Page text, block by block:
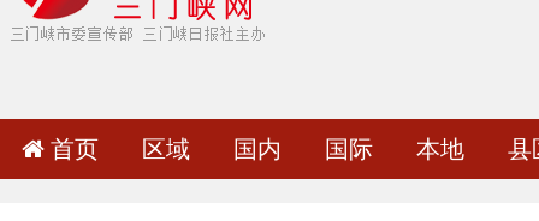
首页 区域 国内 国际 本地 县